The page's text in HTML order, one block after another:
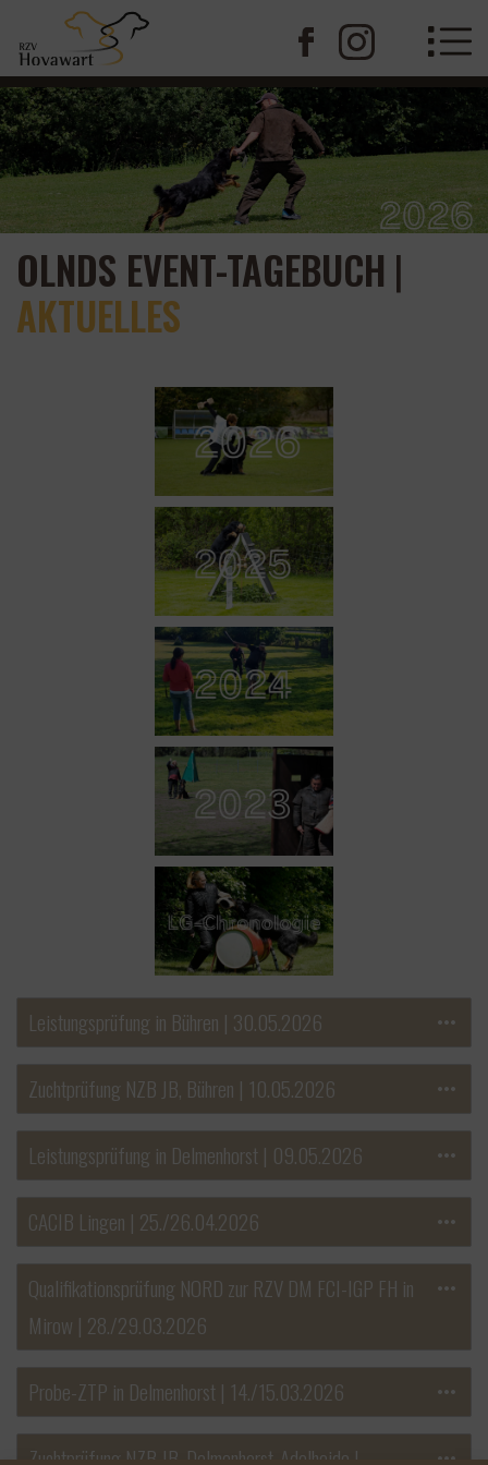
OLNDS EVENT-TAGEBUCH |
AKTUELLES
Leistungsprüfung in Bühren | 30.05.2026
Zuchtprüfung NZB JB, Bühren | 10.05.2026
Leistungsprüfung in Delmenhorst | 09.05.2026
CACIB Lingen | 25./26.04.2026
Qualifikationsprüfung NORD zur RZV DM FCI-IGP FH in
Mirow | 28./29.03.2026
Probe-ZTP in Delmenhorst | 14./15.03.2026
Zuchtprüfung NZB JB, Delmenhorst-Adelheide |